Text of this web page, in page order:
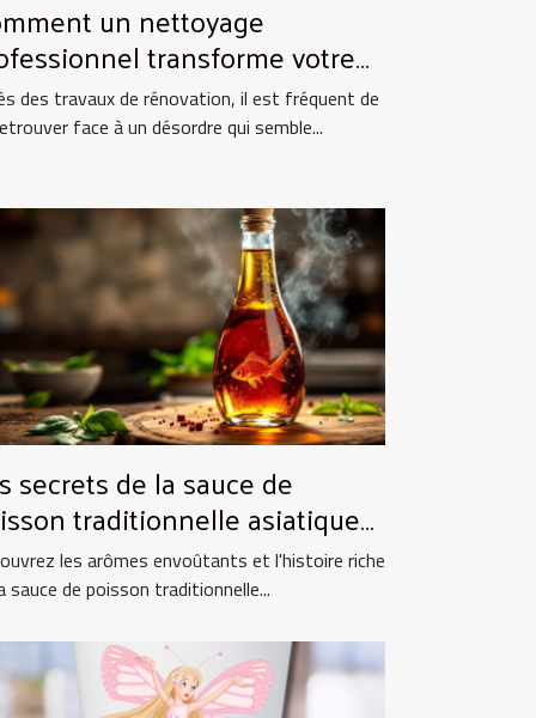
un nettoyage
transforme votre
après rénovation ?
des travaux de rénovation, il est fréquent de
face à un désordre qui semble...
secrets de la sauce de
traditionnelle asiatique
utilisations culinaires
les arômes envoûtants et l'histoire riche
sauce de poisson traditionnelle...